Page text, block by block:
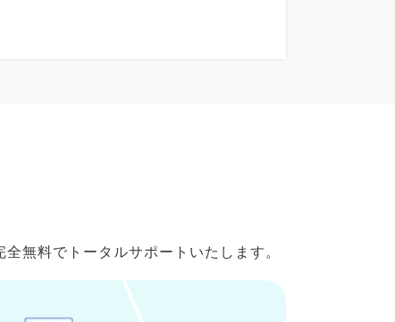
無料でトータルサポートいたします。